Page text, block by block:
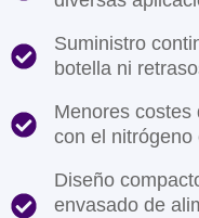
Suministro
botella ni
Menores costes
con el nitrógeno
Diseño
envasado de